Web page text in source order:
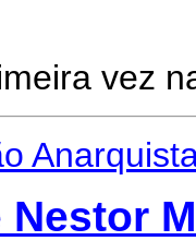
vez
Nestor